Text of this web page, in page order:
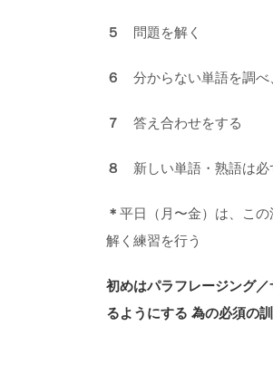
５ 問題を解く
６ 分からない単語を調べ
７ 答え合わせをする
８ 新しい単語・熟語は必
＊ 平日（月〜金）は、こ
解く練習を行う
初めはパラフレージング
るようにする 為の必須の